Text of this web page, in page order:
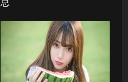
总